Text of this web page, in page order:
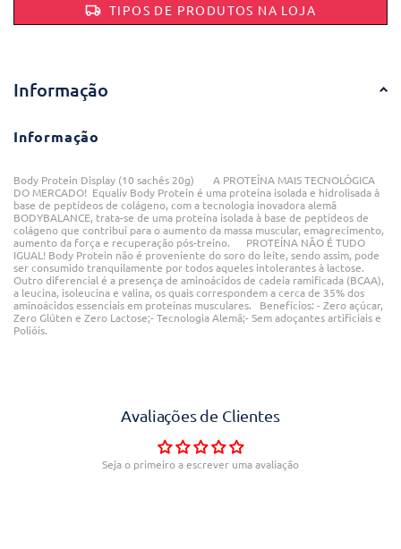
TIPOS DE PRODUTOS NA LOJA
Informação
Informação
Body Protein Display (10 sachês 20g) A PROTEÍNA MAIS TECNOLÓGICA
DO MERCADO! Equaliv Body Protein é uma proteína isolada e hidrolisada à
base de peptídeos de colágeno, com a tecnologia inovadora alemã
BODYBALANCE, trata-se de uma proteína isolada à base de peptídeos de
colágeno que contribui para o aumento da massa muscular, emagrecimento,
aumento da força e recuperação pós-treino. PROTEÍNA NÃO É TUDO
IGUAL! Body Protein não é proveniente do soro do leite, sendo assim, pode
ser consumido tranquilamente por todos aqueles intolerantes à lactose.
Outro diferencial é a presença de aminoácidos de cadeia ramificada (BCAA),
a leucina, isoleucina e valina, os quais correspondem a cerca de 35% dos
aminoácidos essenciais em proteínas musculares. Benefícios: - Zero açúcar,
Zero Glúten e Zero Lactose;- Tecnologia Alemã;- Sem adoçantes artificiais e
Polióis.
Avaliações de Clientes
Seja o primeiro a escrever uma avaliação